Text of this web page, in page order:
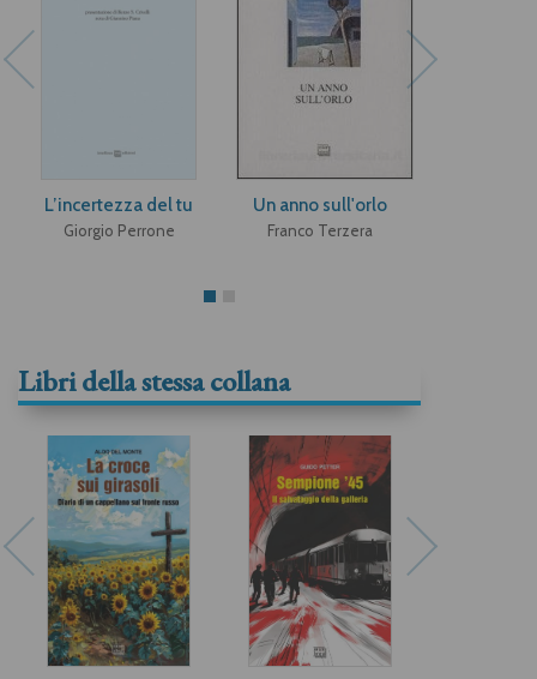
L’incertezza del tu
Giorgio Perrone
Un anno sull'orlo
Franco Terzera
Libri della stessa collana